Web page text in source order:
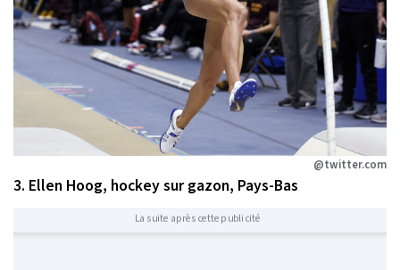
@twitter.com
3. Ellen Hoog, hockey sur gazon, Pays-Bas
La suite après cette publicité